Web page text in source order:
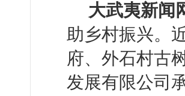
大武夷新闻
助乡村振兴。
府、外石村古
发展有限公司